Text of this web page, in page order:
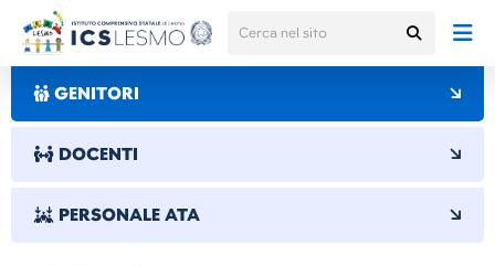
GENITORI
DOCENTI
PERSONALE ATA